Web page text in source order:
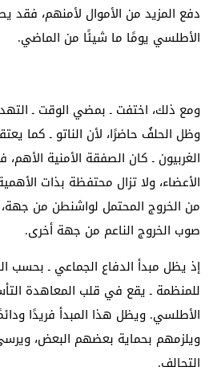
دفع المزيد من الأموال لأمنهم،
الأطلسي يومًا ما شيئًا من الماضي.
ومع ذلك، اختفت ـ بمضي الوقت ـ
وظل الحلفُ حاضرًا، لأن الناتو ـ كما
الغربيون ـ كان الصفقة الأمنية الأهم،
الأعضاء، ولا تزال محتفظة بذات
من الخروج المحتمل لواشنطن من جهة،
صوب الخروج الناعم من جهة أخرى.
إذ يظل مبدأ الدفاع الجماعي ـ بحسب
للمنظمة ـ يقع في قلب المعاهدة
الأطلسي. ويظل هذا المبدأ فريدًا
ويلزمهم بحماية بعضهم البعض،
التحالف.